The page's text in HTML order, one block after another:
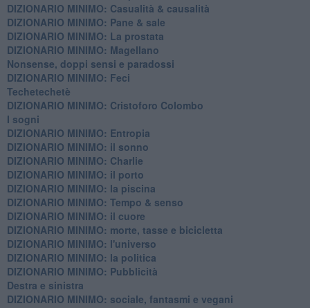
DIZIONARIO MINIMO: ​Casualità & causalità
​DIZIONARIO MINIMO: Pane & sale
DIZIONARIO MINIMO: La prostata
​DIZIONARIO MINIMO: Magellano
Nonsense, doppi sensi e paradossi
DIZIONARIO MINIMO: Feci
Techetechetè
DIZIONARIO MINIMO: Cristoforo Colombo
I sogni
DIZIONARIO MINIMO: Entropia
DIZIONARIO MINIMO: il sonno
DIZIONARIO MINIMO: Charlie
DIZIONARIO MINIMO: il porto
DIZIONARIO MINIMO: la piscina
DIZIONARIO MINIMO: Tempo & senso
DIZIONARIO MINIMO: il cuore
DIZIONARIO MINIMO: morte, tasse e bicicletta
DIZIONARIO MINIMO: l'universo
DIZIONARIO MINIMO: la politica
DIZIONARIO MINIMO: Pubblicità
Destra e sinistra
DIZIONARIO MINIMO: sociale, fantasmi e vegani